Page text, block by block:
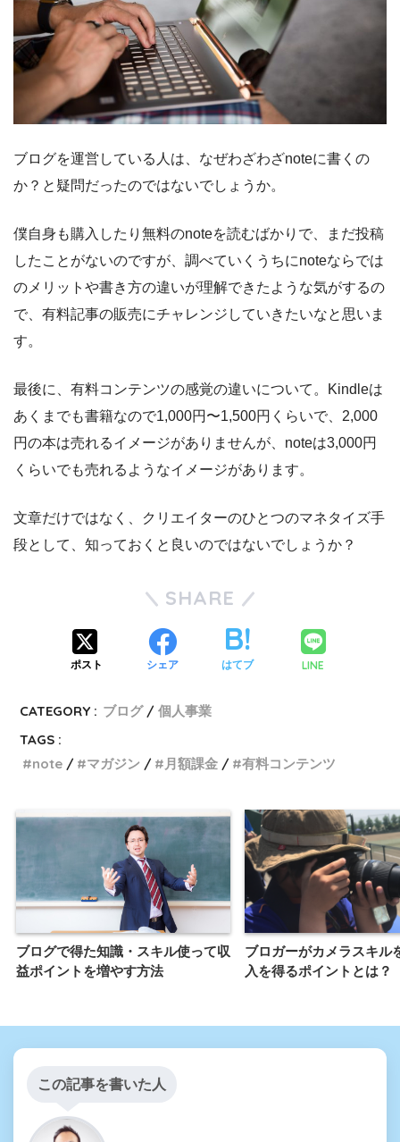
ブログを運営している人は、なぜわざわざnoteに書くの
か？と疑問だったのではないでしょうか。
僕自身も購入したり無料のnoteを読むばかりで、まだ投稿
したことがないのですが、調べていくうちにnoteならでは
のメリットや書き方の違いが理解できたような気がするの
で、有料記事の販売にチャレンジしていきたいなと思いま
す。
最後に、有料コンテンツの感覚の違いについて。Kindleは
あくまでも書籍なので1,000円〜1,500円くらいで、2,000
円の本は売れるイメージがありませんが、noteは3,000円
くらいでも売れるようなイメージがあります。
文章だけではなく、クリエイターのひとつのマネタイズ手
段として、知っておくと良いのではないでしょうか？
SHARE
ポスト シェア はてブ LINE
CATEGORY : ブログ
個人事業
TAGS :
note
マガジン 月額課金 有料コンテンツ
ブログで得た知識・スキル使って収
益ポイントを増やす方法
ブロガーがカメラスキル
入を得るポイントとは？
この記事を書いた人